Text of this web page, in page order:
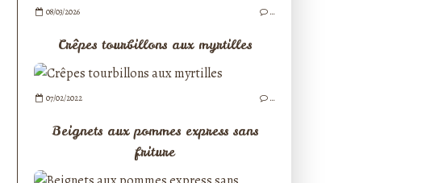
08/03/2026 …
Crêpes tourbillons aux myrtilles
07/02/2022 …
Beignets aux pommes express sans
friture